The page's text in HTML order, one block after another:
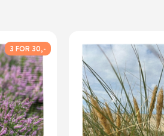
3 FOR 30,-